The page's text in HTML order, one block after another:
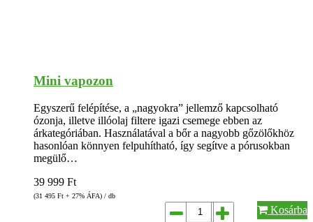
Mini vapozon
Egyszerű felépítése, a „nagyokra” jellemző kapcsolható
ózonja, illetve illóolaj filtere igazi csemege ebben az
árkategóriában. Használatával a bőr a nagyobb gőzölőkhöz
hasonlóan könnyen felpuhítható, így segítve a pórusokban
megülő…
39 999 Ft
(31 495 Ft + 27% ÁFA) / db
Kosárba